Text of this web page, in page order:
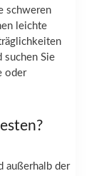
schweren
leichte
suchen Sie
oder
außerhalb der